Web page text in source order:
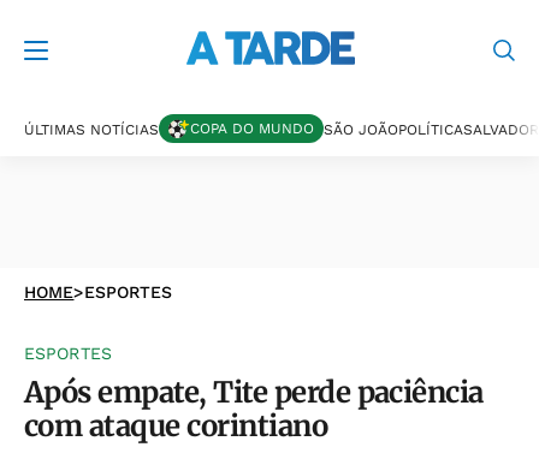
ÚLTIMAS NOTÍCIAS COPA DO MUNDO SÃO JOÃOPOLÍTICASALVADOR
HOME>ESPORTES
ESPORTES
Após empate, Tite perde paciência
com ataque corintiano